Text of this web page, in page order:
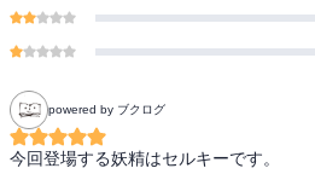
powered by ブクログ
今回登場する妖精はセルキーです。